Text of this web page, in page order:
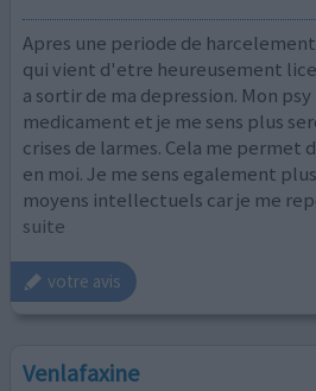
Apres une periode de
qui vient d'etre heureusement
a sortir de ma depression. Mon
medicament et je me sens plus
crises de larmes. Cela me permet
en moi. Je me sens egalement
moyens intellectuels car je me
suite
votre avis
Venlafaxine